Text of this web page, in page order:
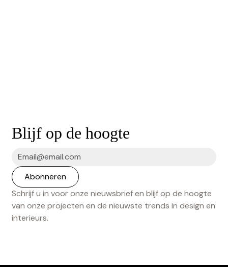
Blijf op de hoogte
Schrijf u in voor onze nieuwsbrief en blijf op de hoogte
van onze projecten en de nieuwste trends in design en
interieurs.